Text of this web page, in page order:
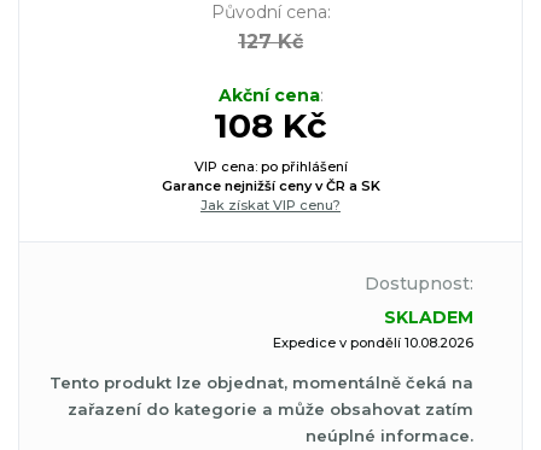
Původní cena:
127 Kč
Akční cena:
108 Kč
VIP cena: po přihlášení
Garance nejnižší ceny v ČR a SK
Jak získat VIP cenu?
Dostupnost:
SKLADEM
Expedice v pondělí 10.08.2026
Tento produkt lze objednat, momentálně čeká na
zařazení do kategorie a může obsahovat zatím
neúplné informace.